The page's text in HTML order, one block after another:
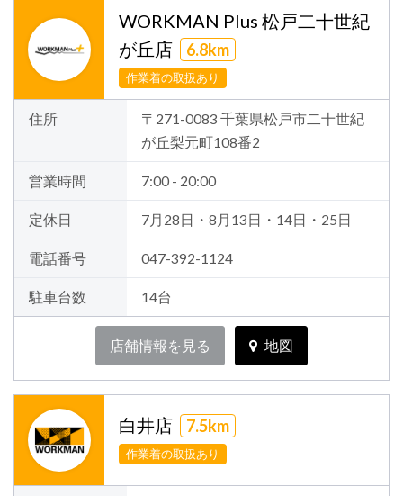
WORKMAN Plus 松戸二十世紀
が丘店
6.8km
作業着の取扱あり
住所
〒271-0083 千葉県松戸市二十世紀
が丘梨元町108番2
営業時間 7:00 - 20:00
定休日 7月28日・8月13日・14日・25日
電話番号 047-392-1124
駐車台数 14台
店舗情報を見る 地図
白井店 7.5km
作業着の取扱あり